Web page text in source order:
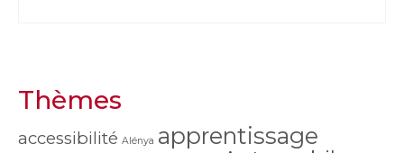
Thèmes
accessibilité Alénya apprentissage